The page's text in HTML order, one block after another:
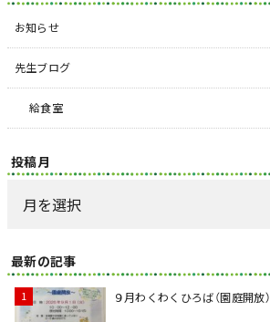
お知らせ
先生ブログ
給食室
投稿月
最新の記事
９月わくわくひろば（園庭開放）